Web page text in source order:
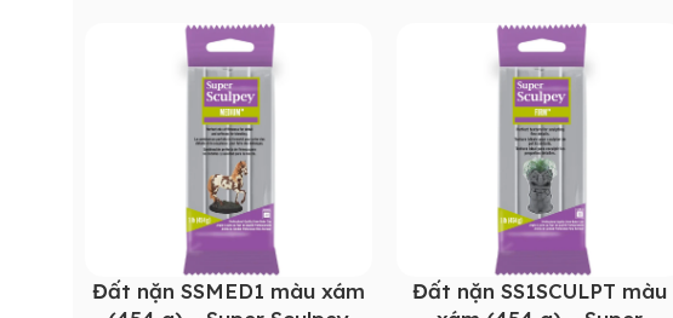
Đất nặn SSMED1 màu xám
Đất nặn SS1SCULPT màu